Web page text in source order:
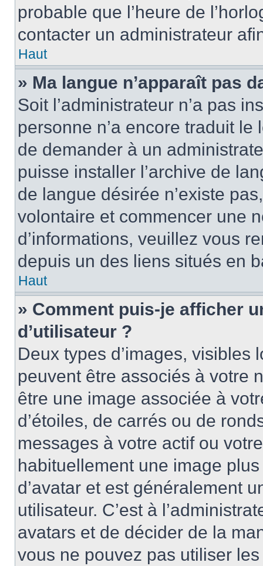
probable que l’heure de
contacter un administrateur
Haut
» Ma langue n’apparaît pas
Soit l’administrateur n’a pas
personne n’a encore traduit
de demander à un
puisse installer l’archive de
de langue désirée n’existe
volontaire et commencer une
d’informations, veuillez vous
depuis un des liens situés en
Haut
» Comment puis-je afficher
d’utilisateur ?
Deux types d’images,
peuvent être associés à votre
être une image associée à
d’étoiles, de carrés ou de
messages à votre actif ou
habituellement une image
d’avatar et est généralement
utilisateur. C’est à
avatars et de décider de la
vous ne pouvez pas utiliser